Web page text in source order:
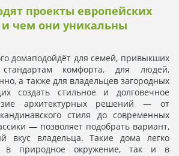
проекты европейских
чем они уникальны
домаподойдёт для семей, привыкших
комфорта, для людей,
а также для владельцев загородных
создать стильное и долговечное
архитектурных решений — от
стиля до современных
— позволяет подобрать вариант,
вкус владельца. Такие дома легко
в природное окружение, так и в